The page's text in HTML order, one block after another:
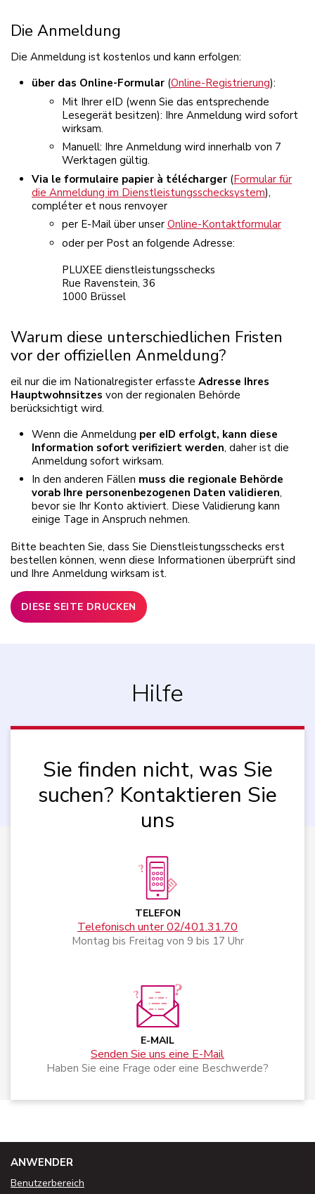
Die Anmeldung
Die Anmeldung ist kostenlos und kann erfolgen:
über das Online-Formular (Online-Registrierung):
Mit Ihrer eID (wenn Sie das entsprechende
Lesegerät besitzen): Ihre Anmeldung wird sofort
wirksam.
Manuell: Ihre Anmeldung wird innerhalb von 7
Werktagen gültig.
Via le formulaire papier à télécharger (Formular für
die Anmeldung im Dienstleistungsschecksystem),
compléter et nous renvoyer
per E-Mail über unser Online-Kontaktformular
oder per Post an folgende Adresse:
PLUXEE dienstleistungsschecks
Rue Ravenstein, 36
1000 Brüssel
Warum diese unterschiedlichen Fristen
vor der offiziellen Anmeldung?
eil nur die im Nationalregister erfasste Adresse Ihres
Hauptwohnsitzes von der regionalen Behörde
berücksichtigt wird.
Wenn die Anmeldung per eID erfolgt, kann diese
Information sofort verifiziert werden, daher ist die
Anmeldung sofort wirksam.
In den anderen Fällen muss die regionale Behörde
vorab Ihre personenbezogenen Daten validieren,
bevor sie Ihr Konto aktiviert. Diese Validierung kann
einige Tage in Anspruch nehmen.
Bitte beachten Sie, dass Sie Dienstleistungsschecks erst
bestellen können, wenn diese Informationen überprüft sind
und Ihre Anmeldung wirksam ist.
DIESE SEITE DRUCKEN
Hilfe
Sie finden nicht, was Sie
suchen? Kontaktieren Sie
uns
TELEFON
Telefonisch unter 02/401.31.70
Montag bis Freitag von 9 bis 17 Uhr
E-MAIL
Senden Sie uns eine E-Mail
Haben Sie eine Frage oder eine Beschwerde?
ANWENDER
Benutzerbereich